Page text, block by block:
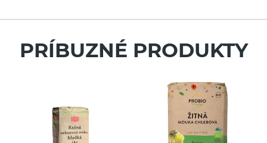
Pre vloženie recenzie musíte byť prihlásení
PRÍBUZNÉ PRODUKTY